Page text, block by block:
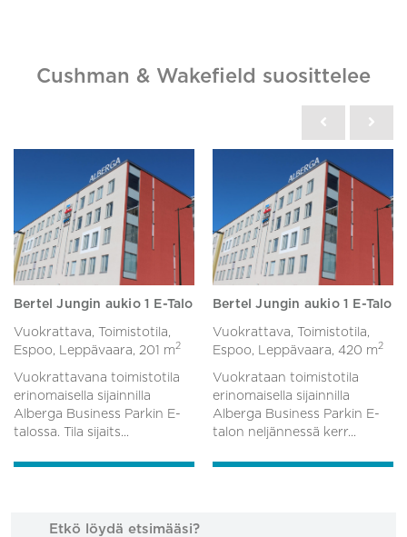
Cushman & Wakefield suosittelee
Bertel Jungin aukio 1 E-Talo
Vuokrattava, Toimistotila,
Espoo, Leppävaara, 201 m2
Vuokrattavana toimistotila
erinomaisella sijainnilla
Alberga Business Parkin E-
talossa. Tila sijaits...
Bertel Jungin aukio 1 E-Talo
Vuokrattava, Toimistotila,
Espoo, Leppävaara, 420 m2
Vuokrataan toimistotila
erinomaisella sijainnilla
Alberga Business Parkin E-
talon neljännessä kerr...
Etkö löydä etsimääsi?